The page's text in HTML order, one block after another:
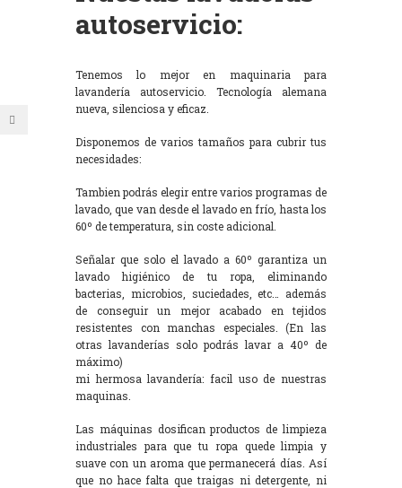
autoservicio:
Tenemos lo mejor en maquinaria para
lavandería autoservicio. Tecnología alemana
nueva, silenciosa y eficaz.
Disponemos de varios tamaños para cubrir tus
necesidades:
Tambien podrás elegir entre varios programas de
lavado, que van desde el lavado en frío, hasta los
60º de temperatura, sin coste adicional.
Señalar que solo el lavado a 60º garantiza un
lavado higiénico de tu ropa, eliminando
bacterias, microbios, suciedades, etc… además
de conseguir un mejor acabado en tejidos
resistentes con manchas especiales. (En las
otras lavanderías solo podrás lavar a 40º de
máximo)
mi hermosa lavandería: facil uso de nuestras
maquinas.
Las máquinas dosifican productos de limpieza
industriales para que tu ropa quede limpia y
suave con un aroma que permanecerá días. Así
que no hace falta que traigas ni detergente, ni